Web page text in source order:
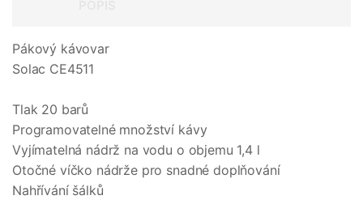
Pákový kávovar
Solac CE4511
Tlak 20 barů
Programovatelné množství kávy
Vyjímatelná nádrž na vodu o objemu 1,4 l
Otočné víčko nádrže pro snadné doplňování
Nahřívání šálků